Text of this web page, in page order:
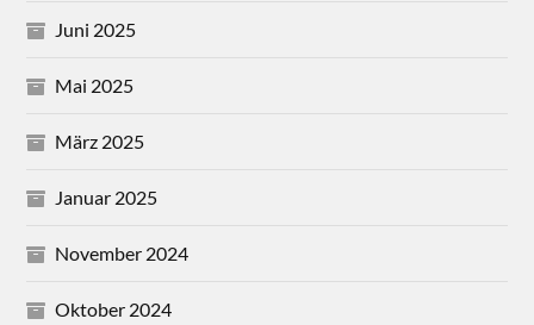
Juni 2025
Mai 2025
März 2025
Januar 2025
November 2024
Oktober 2024